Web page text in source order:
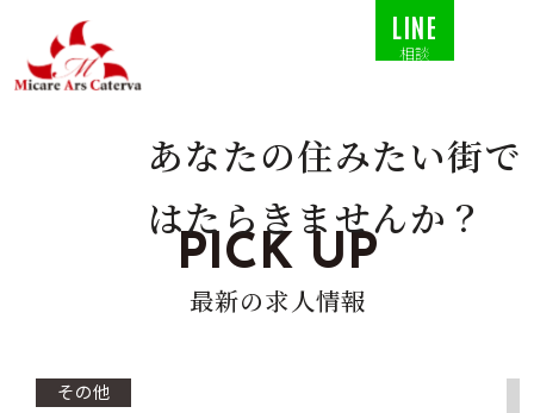
LINE
相談
あなたの住みたい街で
はたらきませんか？
PICK UP
最新の求人情報
その他